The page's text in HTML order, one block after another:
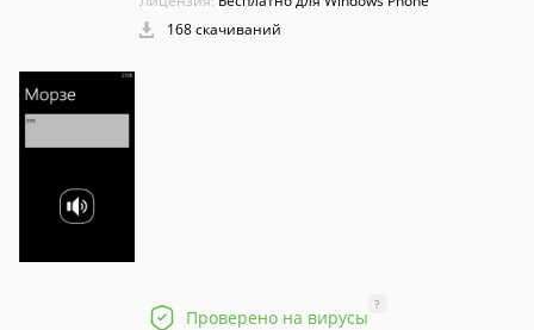
168 скачиваний
Проверено на вирусы
?